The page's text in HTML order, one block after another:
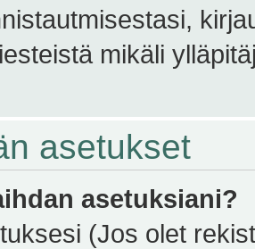
mikäli
asetukset
asetuksiani?
(Jos olet